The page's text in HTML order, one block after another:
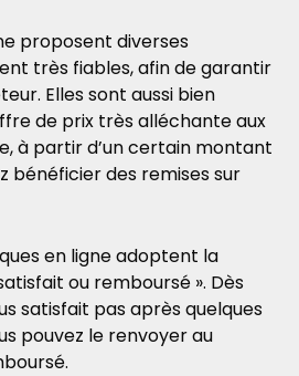
proposent diverses
très fiables, afin de garantir
Elles sont aussi bien
de prix très alléchante aux
à partir d’un certain montant
bénéficier des remises sur
en ligne adoptent la
ou remboursé ». Dès
satisfait pas après quelques
pouvez le renvoyer au